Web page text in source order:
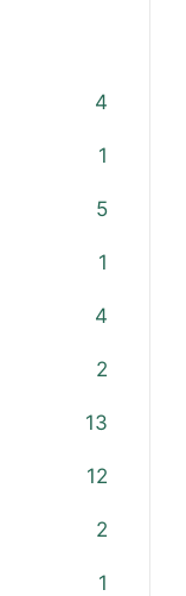
4
1
5
1
4
2
13
12
2
1